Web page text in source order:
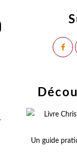
Un guide